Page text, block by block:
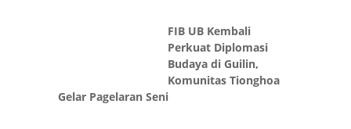
FIB UB Kembali
Perkuat Diplomasi
Budaya di Guilin,
Komunitas Tionghoa
Gelar Pagelaran Seni